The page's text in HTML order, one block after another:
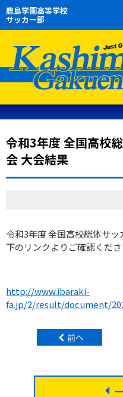
鹿島学園高等学校
サッカー部
令和3年度 全国高校
会 大会結果
令和3年度 全国高校総体サ
下のリンクよりご確認くださ
http://www.ibaraki-
fa.jp/2/result/document/
前へ